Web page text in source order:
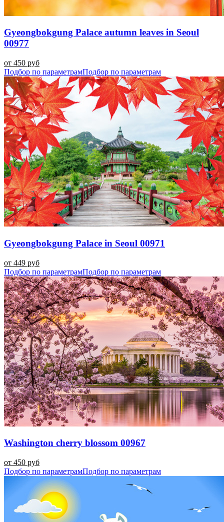
Gyeongbokgung Palace autumn leaves in Seoul
00977
от 450 руб
Подбор по параметрамПодбор по параметрам
Gyeongbokgung Palace in Seoul 00971
от 449 руб
Подбор по параметрамПодбор по параметрам
Washington cherry blossom 00967
от 450 руб
Подбор по параметрамПодбор по параметрам